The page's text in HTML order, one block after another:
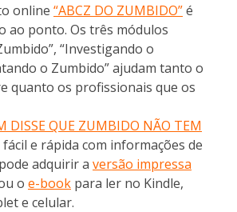
online “ABCZ DO ZUMBIDO”é
ao ponto. Os três módulos
“Investigando o
o Zumbido” ajudam tanto o
quanto os profissionais que os
DISSE QUE ZUMBIDO NÃO TEM
e rápida com informações de
adquirir a versão impressa
o e-book para ler no Kindle,
e celular.